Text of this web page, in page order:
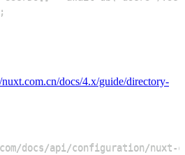
nuxt.com.cn/docs/4.x/guide/directory-